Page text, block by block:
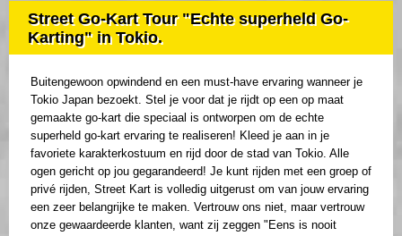
Street Go-Kart Tour "Echte superheld Go-
Karting" in Tokio.
Buitengewoon opwindend en een must-have ervaring wanneer je
Tokio Japan bezoekt. Stel je voor dat je rijdt op een op maat
gemaakte go-kart die speciaal is ontworpen om de echte
superheld go-kart ervaring te realiseren! Kleed je aan in je
favoriete karakterkostuum en rijd door de stad van Tokio. Alle
ogen gericht op jou gegarandeerd! Je kunt rijden met een groep of
privé rijden, Street Kart is volledig uitgerust om van jouw ervaring
een zeer belangrijke te maken. Vertrouw ons niet, maar vertrouw
onze gewaardeerde klanten, want zij zeggen "Eens is nooit